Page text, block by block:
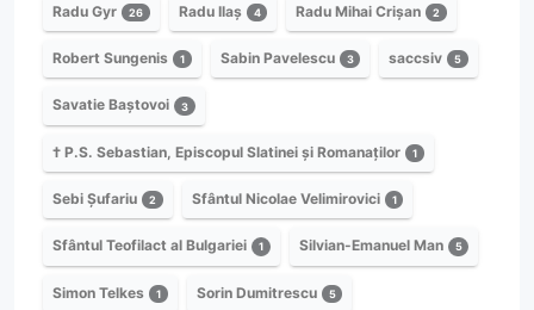
Radu Gyr 26 Radu Ilaș 4 Radu Mihai Crișan 2
Robert Sungenis 1 Sabin Pavelescu 3 saccsiv 5
Savatie Baștovoi 3
† P.S. Sebastian, Episcopul Slatinei și Romanaților 1
Sebi Șufariu 2 Sfântul Nicolae Velimirovici 1
Sfântul Teofilact al Bulgariei 1 Silvian-Emanuel Man 5
Simon Telkes 1 Sorin Dumitrescu 5